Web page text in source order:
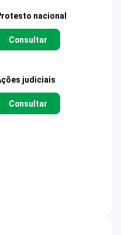
nacional
Consultar
judiciais
Consultar